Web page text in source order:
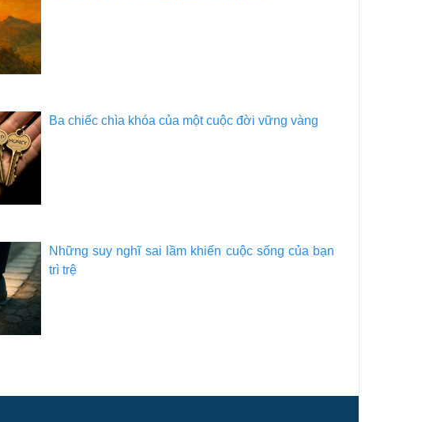
Ba chiếc chìa khóa của một cuộc đời vững vàng
Những suy nghĩ sai lầm khiến cuộc sống của bạn
trì trệ